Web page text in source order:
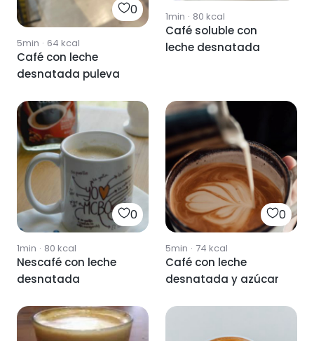
0
5min · 64 kcal
Café con leche
desnatada puleva
1min · 80 kcal
Café soluble con
leche desnatada
0
1min · 80 kcal
Nescafé con leche
desnatada
0
5min · 74 kcal
Café con leche
desnatada y azúcar